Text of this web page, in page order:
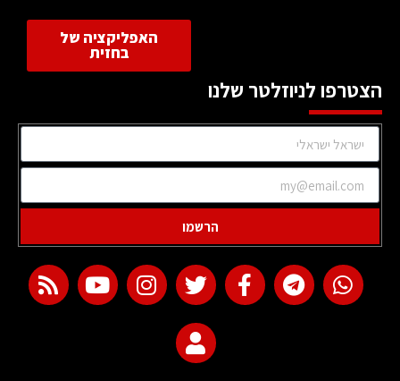
האפליקציה של
בחזית
הצטרפו לניוזלטר שלנו
הרשמו